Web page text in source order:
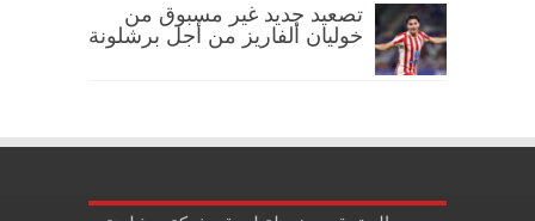
تصعيد جديد غير مسبوق من
خوليان ألفاريز من أجل برشلونة